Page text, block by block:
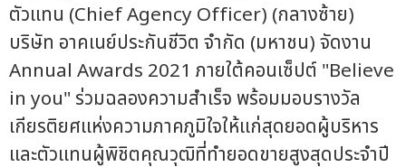
ตัวแทน (Chief Agency Officer) (กลางซ้าย)
บริษัท อาคเนย์ประกันชีวิต จำกัด (มหาชน) จัดงาน
Annual Awards 2021 ภายใต้คอนเซ็ปต์ "Believe
in you" ร่วมฉลองความสำเร็จ พร้อมมอบรางวัล
เกียรติยศแห่งความภาคภูมิใจให้แก่สุดยอดผู้บริหาร
และตัวแทนผู้พิชิตคุณวุฒิที่ทำยอดขายสูงสุดประจำปี